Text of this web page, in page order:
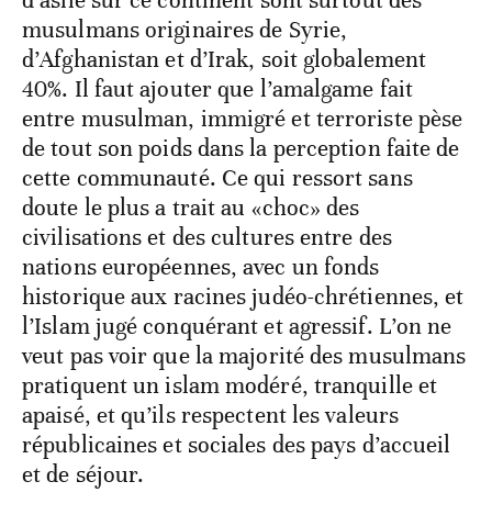
musulmans originaires de Syrie,
d’Afghanistan et d’Irak, soit globalement
40%. Il faut ajouter que l’amalgame fait
entre musulman, immigré et terroriste pèse
de tout son poids dans la perception faite de
cette communauté. Ce qui ressort sans
doute le plus a trait au «choc» des
civilisations et des cultures entre des
nations européennes, avec un fonds
historique aux racines judéo-chrétiennes, et
l’Islam jugé conquérant et agressif. L’on ne
veut pas voir que la majorité des musulmans
pratiquent un islam modéré, tranquille et
apaisé, et qu’ils respectent les valeurs
républicaines et sociales des pays d’accueil
et de séjour.